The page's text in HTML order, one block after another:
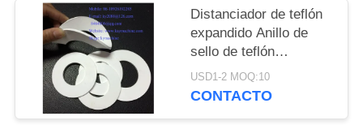
EPTFE o ampliado
láminas de Teflón
fabricante de China
productor de China
Distanciador de teflón
expandido Anillo de
sello de teflón
expandido Junta de
plástico expandida
USD1-2 MOQ:10
CONTACTO